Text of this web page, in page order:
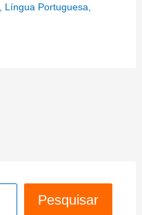
Língua Portuguesa
Pesquisar